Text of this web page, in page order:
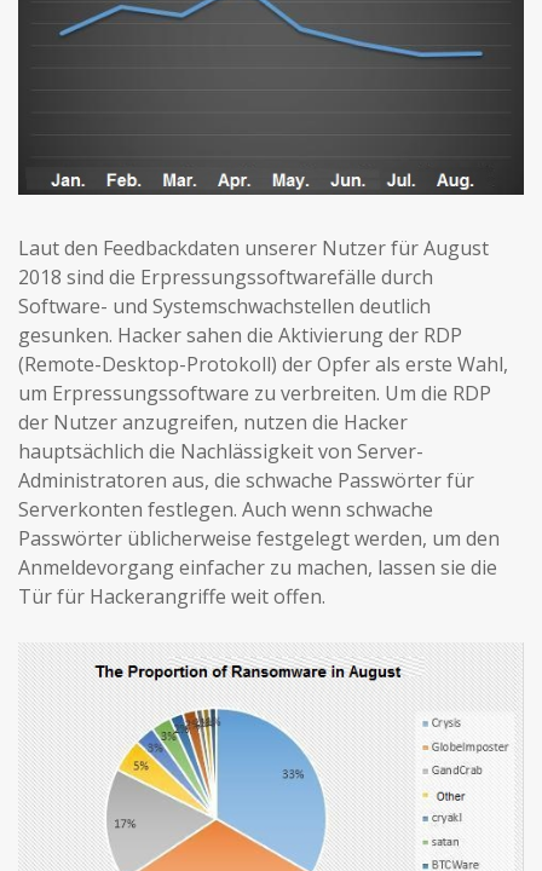
Laut den Feedbackdaten unserer Nutzer für August
2018 sind die Erpressungssoftwarefälle durch
Software- und Systemschwachstellen deutlich
gesunken. Hacker sahen die Aktivierung der RDP
(Remote-Desktop-Protokoll) der Opfer als erste Wahl,
um Erpressungssoftware zu verbreiten. Um die RDP
der Nutzer anzugreifen, nutzen die Hacker
hauptsächlich die Nachlässigkeit von Server-
Administratoren aus, die schwache Passwörter für
Serverkonten festlegen. Auch wenn schwache
Passwörter üblicherweise festgelegt werden, um den
Anmeldevorgang einfacher zu machen, lassen sie die
Tür für Hackerangriffe weit offen.